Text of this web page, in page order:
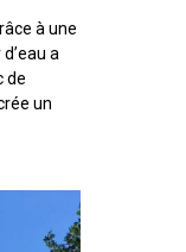
à une
a
de
un